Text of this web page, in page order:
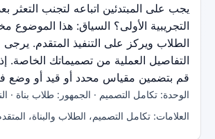
يجب على المبتدئين اتباعه لتجنب التعثر
التجريبية الأولى؟ السياق: هذا
الطلاب ويركز على التنفيذ المتقدم.
التفاصيل العملية من تصميماتك الخاصة.
قم بتضمين مقياس محدد أو قيد أو وضع
الوحدة: تكامل التصميم · الجمهور: طلاب بناة ·
العلامات: تكامل التصميم، الطلاب والبناة،